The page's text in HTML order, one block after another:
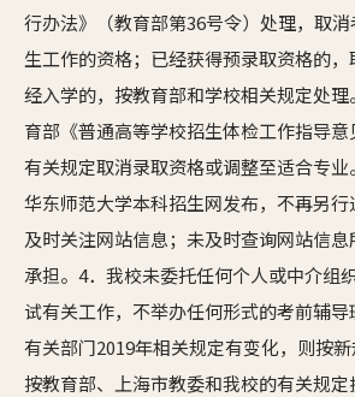
行办法》（教育部第36号令）处理，取
生工作的资格；已经获得预录取资格的
经入学的，按教育部和学校相关规定处
育部《普通高等学校招生体检工作指导
有关规定取消录取资格或调整至适合专
华东师范大学本科招生网发布，不再另
及时关注网站信息；未及时查询网站信
承担。4．我校未委托任何个人或中介组
试有关工作，不举办任何形式的考前辅
有关部门2019年相关规定有变化，则按
按教育部、上海市教委和我校的有关规